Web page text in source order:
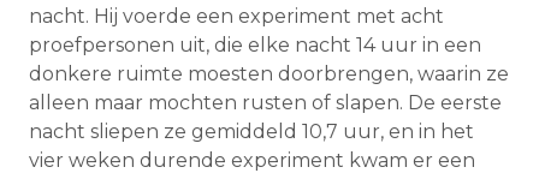
nacht. Hij voerde een experiment met acht
proefpersonen uit, die elke nacht 14 uur in een
donkere ruimte moesten doorbrengen, waarin ze
alleen maar mochten rusten of slapen. De eerste
nacht sliepen ze gemiddeld 10,7 uur, en in het
vier weken durende experiment kwam er een